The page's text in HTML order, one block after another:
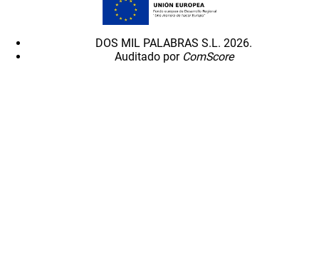
DOS MIL PALABRAS S.L. 2026.
Auditado por ComScore